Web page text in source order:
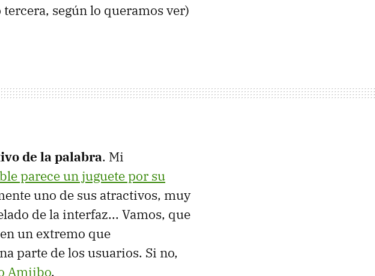
según lo queramos ver)
de la palabra. Mi
parece un juguete por su
uno de sus atractivos, muy
de la interfaz... Vamos, que
un extremo que
parte de los usuarios. Si no,
Amiibo.